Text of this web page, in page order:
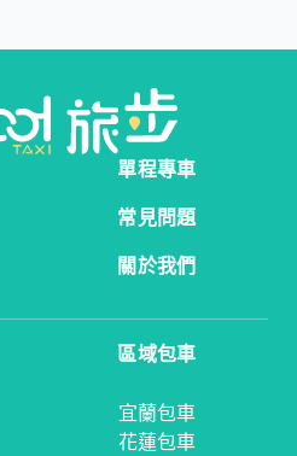
單程專車
常見問題
關於我們
區域包車
宜蘭包車
花蓮包車